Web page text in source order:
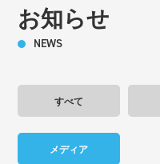
お知らせ
NEWS
すべて
メディア